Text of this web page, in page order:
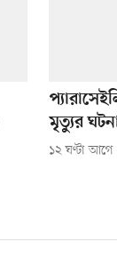
মৃত্যুর
১২ ঘণ্টা আগে